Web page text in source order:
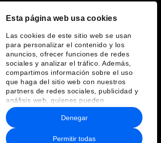
Esta página web usa cookies
Las cookies de este sitio web se usan
para personalizar el contenido y los
anuncios, ofrecer funciones de redes
sociales y analizar el tráfico. Además,
compartimos información sobre el uso
que haga del sitio web con nuestros
partners de redes sociales, publicidad y
análisis web, quienes pueden
combinarla con otra información que les
haya proporcionado o que hayan
recopilado a partir del uso que haya
hecho de sus servicios.
Permitir todas
Denegar